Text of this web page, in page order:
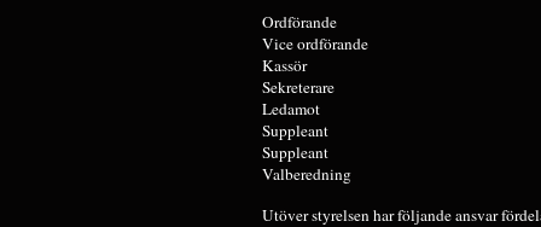
Ordförande
Vice ordförande
Kassör
Sekreterare
Ledamot
Suppleant
Suppleant
Valberedning
Utöver styrelsen har följande ansvar